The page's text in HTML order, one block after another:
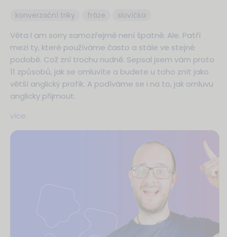
konverzační triky fráze slovíčka
Věta I am sorry samozřejmě není špatně. Ale. Patří
mezi ty, které používáme často a stále ve stejné
podobě. Což zní trochu nudně. Sepsal jsem vám proto
11 způsobů, jak se omluvíte a budete u toho znít jako
větší anglický profík. A podíváme se i na to, jak omluvu
anglicky přijmout.
více